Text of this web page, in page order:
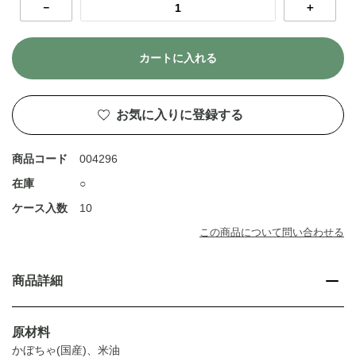
－ ＋
カートに入れる
お気に入りに登録する
商品コード
004296
在庫
○
ケース入数
10
この商品について問い合わせる
商品詳細
原材料
かぼちゃ(国産)、米油